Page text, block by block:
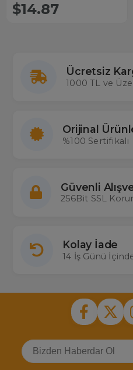
$14.87
Ücretsiz
1000 TL ve
Orijinal
%100 Sertifikalı
Güvenli
256Bit SSL
Kolay İade
14 İş Günü